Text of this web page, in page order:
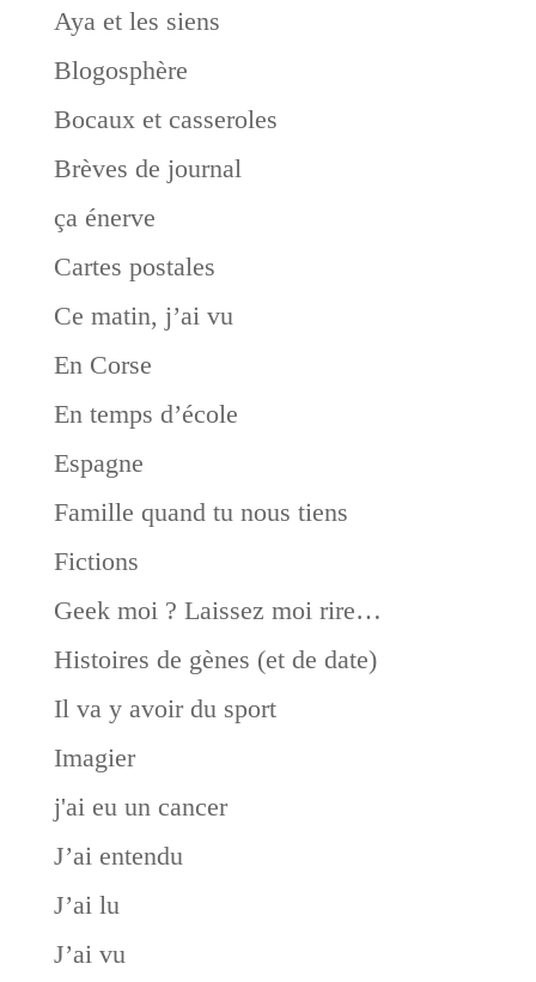
Aya et les siens
Blogosphère
Bocaux et casseroles
Brèves de journal
ça énerve
Cartes postales
Ce matin, j’ai vu
En Corse
En temps d’école
Espagne
Famille quand tu nous tiens
Fictions
Geek moi ? Laissez moi rire…
Histoires de gènes (et de date)
Il va y avoir du sport
Imagier
j'ai eu un cancer
J’ai entendu
J’ai lu
J’ai vu